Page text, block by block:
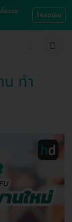
งแรก
โหลดเลย
ทำ